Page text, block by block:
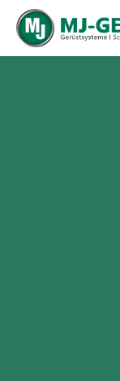
MJ-GERÜST